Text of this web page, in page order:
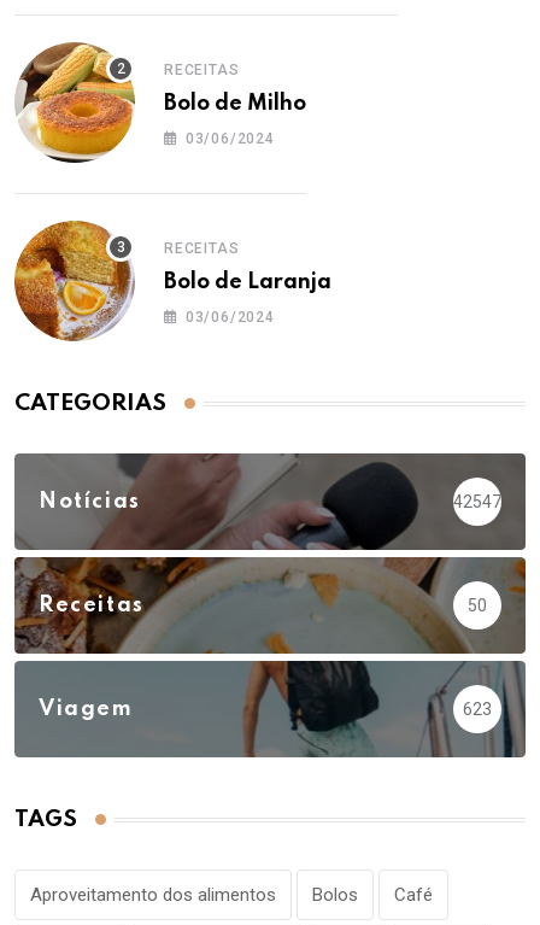
RECEITAS
Bolo de Milho
03/06/2024
RECEITAS
Bolo de Laranja
03/06/2024
CATEGORIAS
Notícias 42547
Receitas 50
Viagem 623
TAGS
Aproveitamento dos alimentos Bolos Café